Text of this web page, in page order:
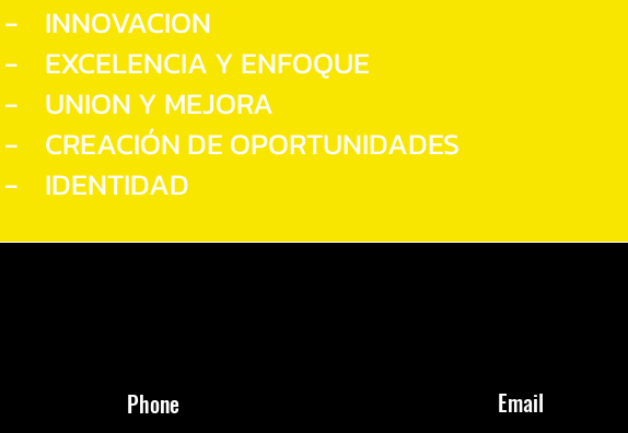
- INNOVACION
- EXCELENCIA Y ENFOQUE
- UNION Y MEJORA
- CREACIÓN DE OPORTUNIDADES
- IDENTIDAD
Phone Email